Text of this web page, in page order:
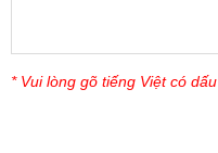
* Vui lòng gõ tiếng Việt có dấu